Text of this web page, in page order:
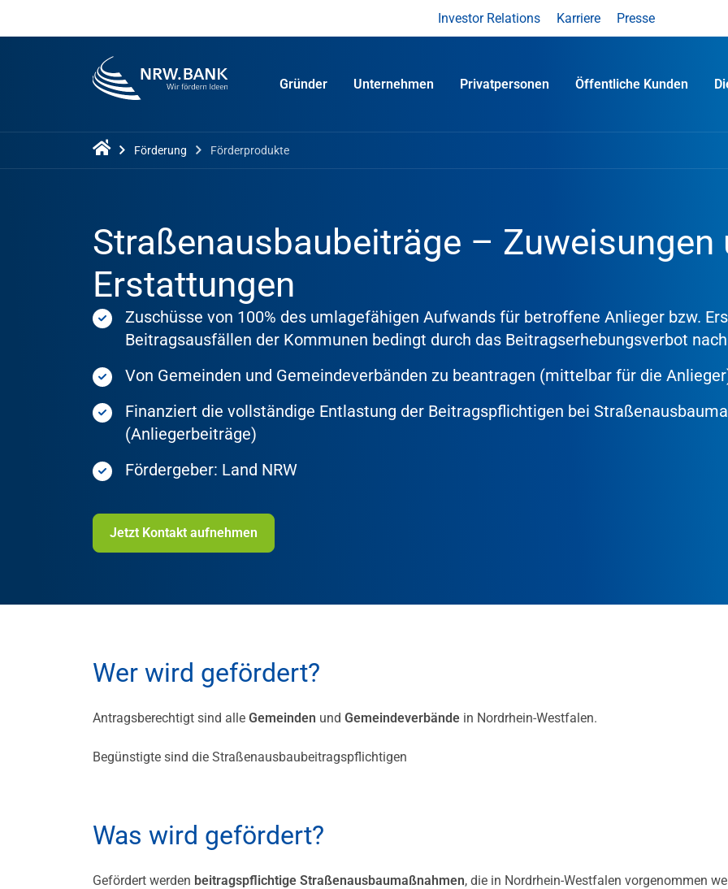
Investor Relations Karriere Presse
Gründer Unternehmen Privatpersonen Öffentliche Kunden
Förderung Förderprodukte
Straßenausbaubeiträge – Zuweisungen
Erstattungen
Zuschüsse von 100% des umlagefähigen Aufwands für betroffene Anlieger bzw.
Beitragsausfällen der Kommunen bedingt durch das Beitragserhebungsverbot
Von Gemeinden und Gemeindeverbänden zu beantragen (mittelbar für die
Finanziert die vollständige Entlastung der Beitragspflichtigen bei
(Anliegerbeiträge)
Fördergeber: Land NRW
Jetzt Kontakt aufnehmen
Wer wird gefördert?
Antragsberechtigt sind alle Gemeinden und Gemeindeverbände in Nordrhein-Westfalen.
Begünstigte sind die Straßenausbaubeitragspflichtigen
Was wird gefördert?
Gefördert werden beitragspflichtige Straßenausbaumaßnahmen, die in Nordrhein-Westfalen vorgenommen